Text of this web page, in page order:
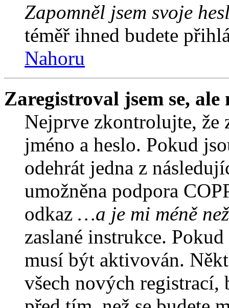
Zapomněl jsem svoje
téměř ihned budete
Nahoru
Zaregistroval jsem se,
Nejprve zkontrolujte, že
jméno a heslo. Pokud
odehrát jedna z
umožněna podpora
odkaz …a je mi méně
zaslané instrukce.
musí být aktivován.
všech nových